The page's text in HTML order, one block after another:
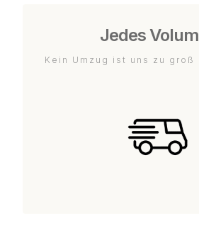
Jedes
Kein Umzug ist uns zu groß